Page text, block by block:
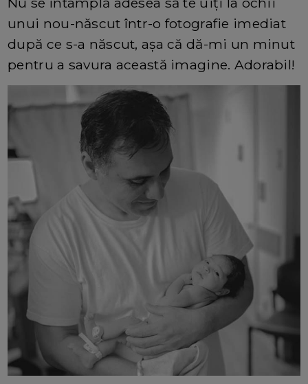
unui nou-născut într-o fotografie imediat
după ce s-a născut, așa că dă-mi un minut
pentru a savura această imagine. Adorabil!